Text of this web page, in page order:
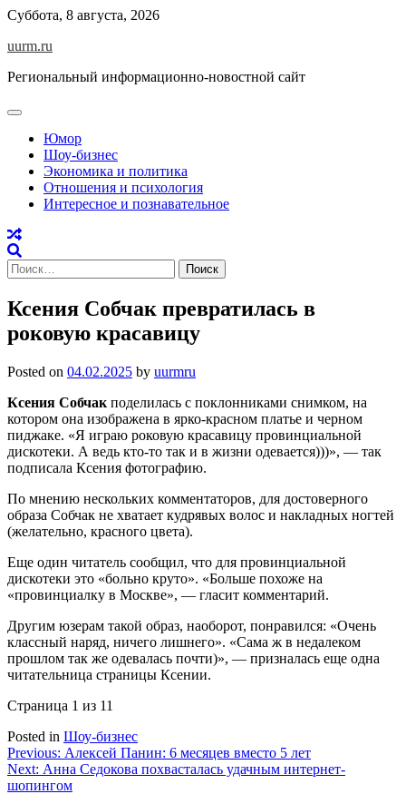
Skip
content
Суббота, 8 августа, 2026
uurm.ru
Региональный информационно-новостной сайт
Юмор
Шоу-бизнес
Экономика и политика
Отношения и психология
Интересное и познавательное
Найти:
Ксения Собчак превратилась в
роковую красавицу
Posted on 04.02.2025 by uurmru
Ксения Собчак поделилась с поклонниками снимком, на
котором она изображена в ярко-красном платье и черном
пиджаке. «Я играю роковую красавицу провинциальной
дискотеки. А ведь кто-то так и в жизни одевается)))», — так
подписала Ксения фотографию.
По мнению нескольких комментаторов, для достоверного
образа Собчак не хватает кудрявых волос и накладных ногтей
(желательно, красного цвета).
Еще один читатель сообщил, что для провинциальной
дискотеки это «больно круто». «Больше похоже на
«провинциалку в Москве», — гласит комментарий.
Другим юзерам такой образ, наоборот, понравился: «Очень
классный наряд, ничего лишнего». «Сама ж в недалеком
прошлом так же одевалась почти)», — призналась еще одна
читательница страницы Ксении.
Страница 1 из 11
Posted in Шоу-бизнес
Навигация
по
Previous: Алексей Панин: 6 месяцев вместо 5 лет
Next: Анна Седокова похвасталась удачным интернет-
шопингом